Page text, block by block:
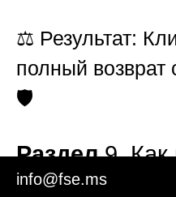
⚖️ Результат:
полный возврат
🛡️
Раздел9. Как
ставить
info@fse.ms